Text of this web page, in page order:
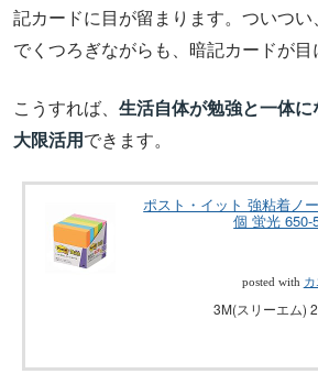
記カードに目が留まります。ついつ
でくつろぎながらも、暗記カードが目
こうすれば、 生活自体が勉強と一体
大限活用できます。
ポスト・イット 強粘着ノ
個 蛍光 650-
posted with
3M(スリーエム)